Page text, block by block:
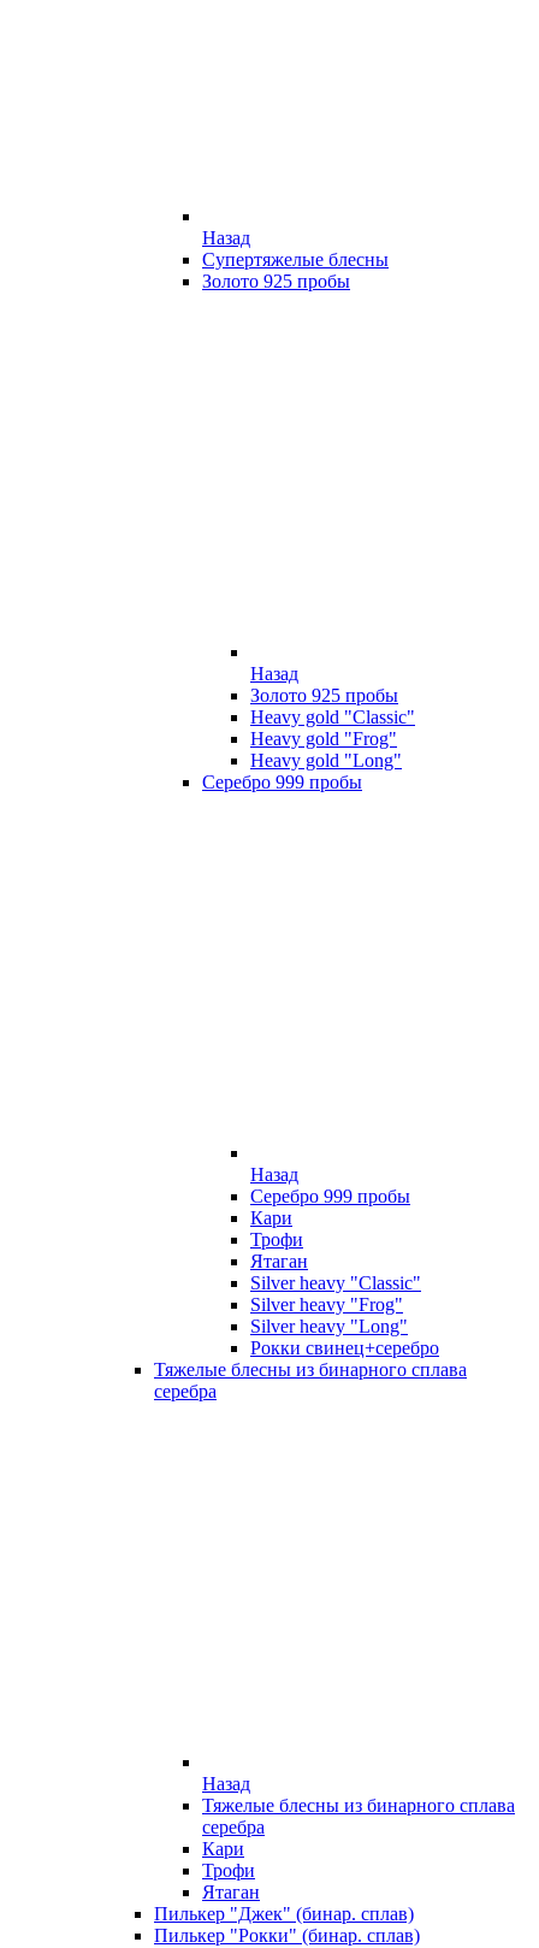
Назад
Супертяжелые блесны
Золото 925 пробы
Назад
Золото 925 пробы
Heavy gold "Classic"
Heavy gold "Frog"
Heavy gold "Long"
Серебро 999 пробы
Назад
Серебро 999 пробы
Кари
Трофи
Ятаган
Silver heavy "Classic"
Silver heavy "Frog"
Silver heavy "Long"
Рокки свинец+серебро
Тяжелые блесны из бинарного сплава
серебра
Назад
Тяжелые блесны из бинарного сплава
серебра
Кари
Трофи
Ятаган
Пилькер "Джек" (бинар. сплав)
Пилькер "Рокки" (бинар. сплав)